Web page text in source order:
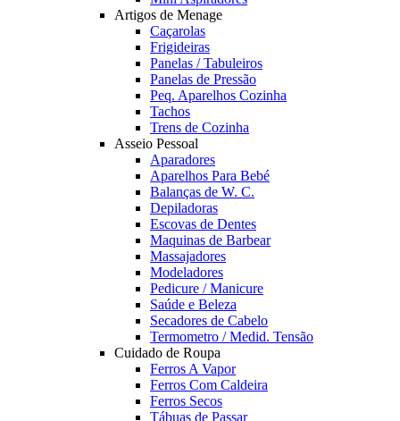
Artigos de Menage
Caçarolas
Frigideiras
Panelas / Tabuleiros
Panelas de Pressão
Peq. Aparelhos Cozinha
Tachos
Trens de Cozinha
Asseio Pessoal
Aparadores
Aparelhos Para Bebé
Balanças de W. C.
Depiladoras
Escovas de Dentes
Maquinas de Barbear
Massajadores
Modeladores
Pedicure / Manicure
Saúde e Beleza
Secadores de Cabelo
Termometro / Medid. Tensão
Cuidado de Roupa
Ferros A Vapor
Ferros Com Caldeira
Ferros Secos
Tábuas de Passar